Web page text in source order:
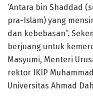
‘Antara bin Shaddad
pra-Islam) yang
dan kebebasan”.
berjuang untuk
Masyumi, Menteri
rektor IKIP
Universitas Ahmad